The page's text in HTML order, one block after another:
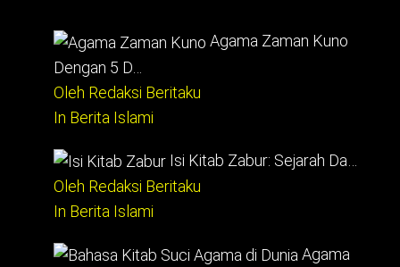
Agama Zaman Kuno
Dengan 5 D…
Oleh Redaksi Beritaku
In Berita Islami
Isi Kitab Zabur: Sejarah Da…
Oleh Redaksi Beritaku
In Berita Islami
Agama